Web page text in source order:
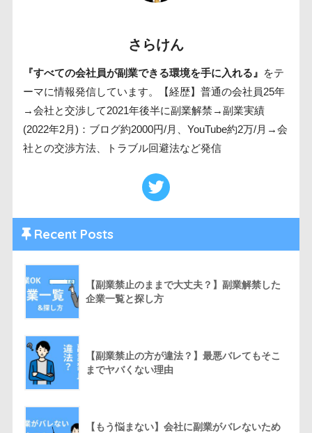
さらけん
『すべての会社員が副業できる環境を手に入れる』
をテ
ーマに情報発信しています。【経歴】普通の会社員25年
→会社と交渉して2021年後半に副業解禁→副業実績
(2022年2月)：ブログ約2000円/月、YouTube約2万/月→会
社との交渉方法、トラブル回避法など発信
Recent Posts
【副業禁止のままで大丈夫？】副業解禁した
企業一覧と探し方
【副業禁止の方が違法？】最悪バレてもそこ
までヤバくない理由
【もう悩まない】会社に副業がバレないため